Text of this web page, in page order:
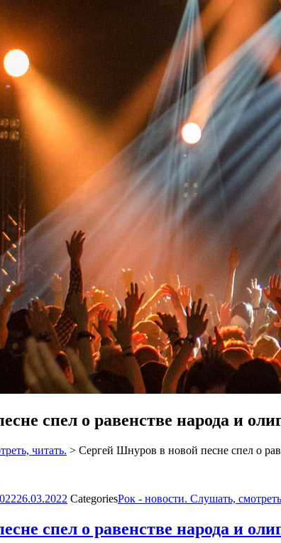
спел о равенстве народа и
читать. > Сергей Шнуров в новой песне спел о
26.03.2022 CategoriesРок - новости. Слушать,
спел о равенстве народа и